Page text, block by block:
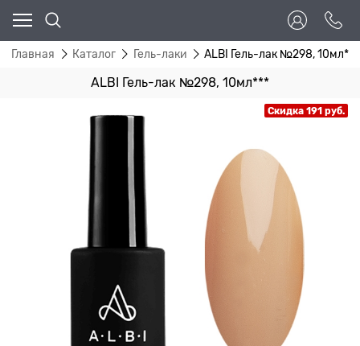
Главная Каталог Гель-лаки ALBI Гель-лак №298, 10мл***
ALBI Гель-лак №298, 10мл***
Скидка 191 руб.